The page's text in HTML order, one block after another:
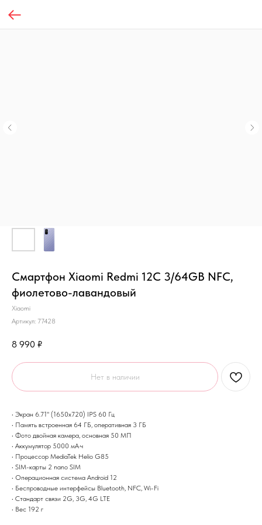
Смартфон Xiaomi Redmi 12C 3/64GB NFC,
фиолетово-лавандовый
Xiaomi
Артикул: 77428
8 990 ₽
Нет в наличии
• Экран 6.71" (1650x720) IPS 60 Гц
• Память встроенная 64 ГБ, оперативная 3 ГБ
• Фото двойная камера, основная 50 МП
• Аккумулятор 5000 мА·ч
• Процессор MediaTek Helio G85
• SIM-карты 2 nano SIM
• Операционная система Android 12
• Беспроводные интерфейсы Bluetooth, NFC, Wi-Fi
• Стандарт связи 2G, 3G, 4G LTE
• Вес 192 г